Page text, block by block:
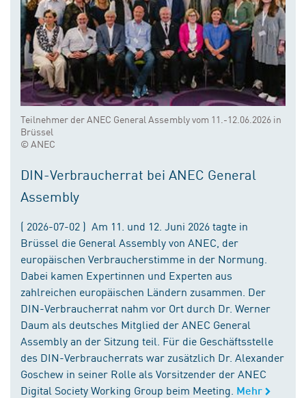
Teilnehmer der ANEC General Assembly vom 11.-12.06.2026 in
Brüssel
© ANEC
DIN-Verbraucherrat bei ANEC General
Assembly
( 2026-07-02 ) Am 11. und 12. Juni 2026 tagte in
Brüssel die General Assembly von ANEC, der
europäischen Verbraucherstimme in der Normung.
Dabei kamen Expertinnen und Experten aus
zahlreichen europäischen Ländern zusammen. Der
DIN-Verbraucherrat nahm vor Ort durch Dr. Werner
Daum als deutsches Mitglied der ANEC General
Assembly an der Sitzung teil. Für die Geschäftsstelle
des DIN-Verbraucherrats war zusätzlich Dr. Alexander
Goschew in seiner Rolle als Vorsitzender der ANEC
Digital Society Working Group beim Meeting. Mehr